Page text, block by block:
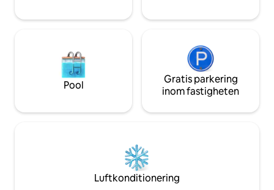
Pool
Gratis parkering
inom fastigheten
Luftkonditionering